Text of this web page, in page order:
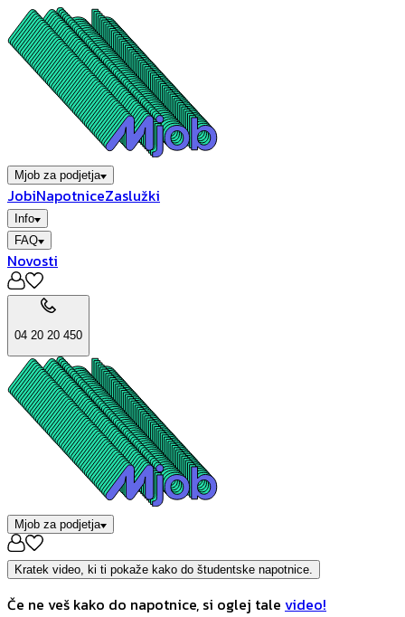
Mjob za podjetja
JobiNapotniceZaslužki
Info
FAQ
Novosti
04 20 20 450
Mjob za podjetja
Kratek video, ki ti pokaže kako do študentske napotnice.
Če ne veš kako do napotnice, si oglej tale video!